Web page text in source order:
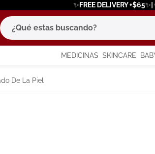
✨FREE DELIVERY
¿Qué estas buscando?
MEDICINAS SKINCARE
De La Piel
términos más buscados
1 . eucerin